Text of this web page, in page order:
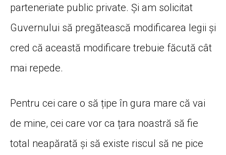
parteneriate public private. Și am solicitat
Guvernului să pregătească modificarea legii și
cred că această modificare trebuie făcută cât
mai repede.
Pentru cei care o să țipe în gura mare că vai
de mine, cei care vor ca țara noastră să fie
total neapărată și să existe riscul să ne pice